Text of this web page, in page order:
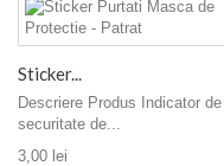
Sticker...
Descriere Produs Indicator de
securitate de...
3,00 lei